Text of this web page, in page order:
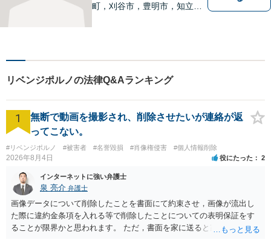
町，刈谷市，豊明市，知立市
頼関係」を大切にしていま
リベンジポルノの法律Q&Aランキング
1
無断で動画を撮影され、削除させたいが連絡が返
ってこない。
#リベンジポルノ #被害者 #名誉毀損 #肖像権侵害 #個人情報削除
2026年8月4日 役にたった 2
インターネットに強い弁護士
泉 亮介 弁護士
画像データについて削除したことを書面にて約束させ，画像が流出し
た際に違約金条項を入れる等で削除したことについての表明保証をす
ることが限界かと思われます。 ただ，書面を家に送ると家族に不貞行